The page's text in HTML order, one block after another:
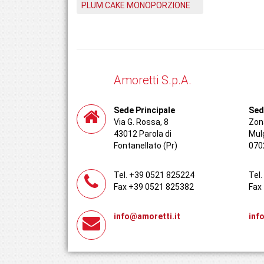
PLUM CAKE MONOPORZIONE
Amoretti S.p.A.
Sede Principale
Via G. Rossa, 8
43012 Parola di
Fontanellato (Pr)
Tel. +39 0521 825224
Fax +39 0521 825382
info@amoretti.it